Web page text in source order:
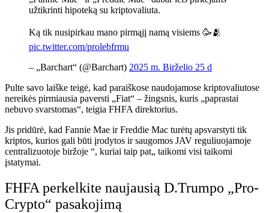
užtikrinti hipoteką su kriptovaliuta.
Ką tik nusipirkau mano pirmąjį namą visiems 🥳🫂
pic.twitter.com/prolebfrmu
– „Barchart“ (@Barchart) 2025 m. Birželio 25 d
Pulte savo laiške teigė, kad paraiškose naudojamose kriptovaliutose
nereikės pirmiausia paversti „Fiat“ – žingsnis, kuris „paprastai
nebuvo svarstomas“, teigia FHFA direktorius.
Jis pridūrė, kad Fannie Mae ir Freddie Mac turėtų apsvarstyti tik
kriptos, kurios gali būti įrodytos ir saugomos JAV reguliuojamoje
centralizuotoje biržoje “, kuriai taip pat„ taikomi visi taikomi
įstatymai.
FHFA perkelkite naujausią D.Trumpo „Pro-
Crypto“ pasakojimą